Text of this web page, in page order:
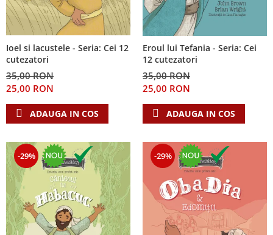
Ioel si lacustele - Seria: Cei 12
cutezatori
35,00 RON
25,00 RON
ADAUGA IN COS
Eroul lui Tefania - Seria: Cei
12 cutezatori
35,00 RON
25,00 RON
ADAUGA IN COS
-29% -29%